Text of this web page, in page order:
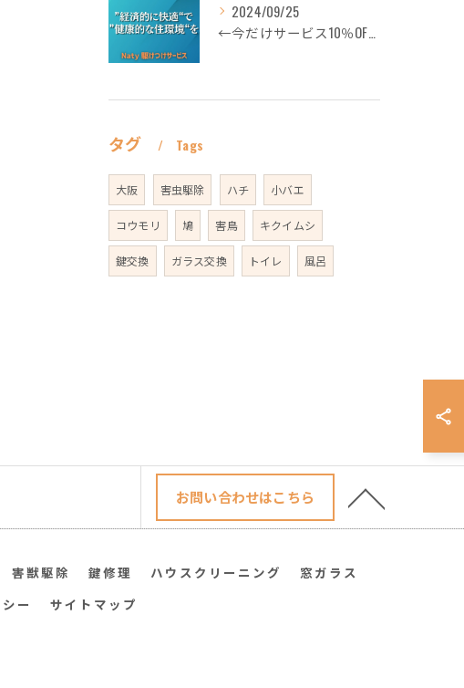
2024/09/25
←今だけサービス10％OFFギフト券プロフィールから
タグ Tags
大阪 害虫駆除 ハチ 小バエ
コウモリ 鳩 害鳥 キクイムシ
鍵交換 ガラス交換 トイレ 風呂
お問い合わせはこちら
害獣駆除 鍵修理 ハウスクリーニング
窓ガラス
ー サイトマップ